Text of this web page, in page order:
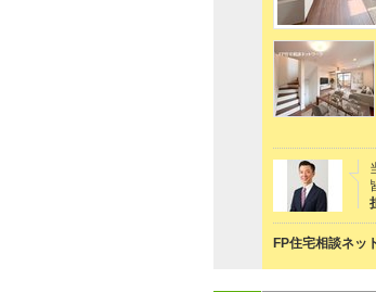
FP住宅相談ネッ